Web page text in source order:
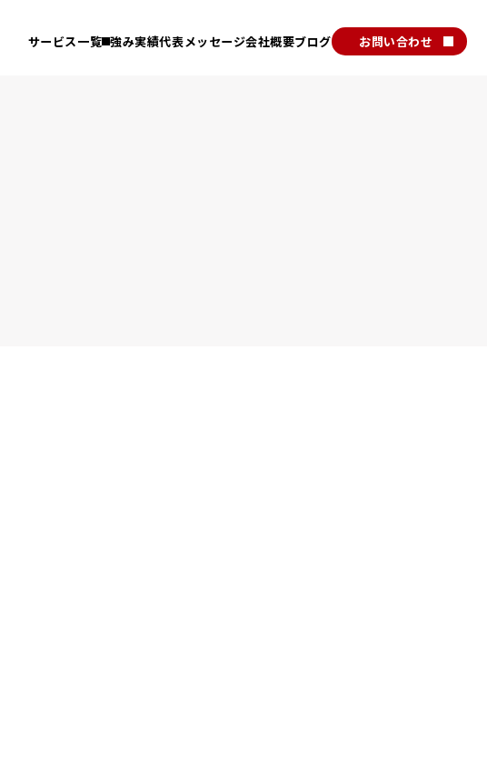
サービス一覧 強み実績代表メッセージ会社概要ブログ お問い合わせ